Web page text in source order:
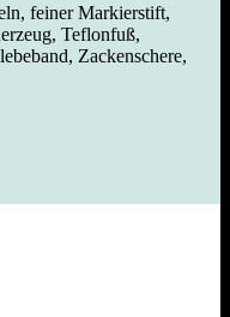
feiner Markierstift,
Teflonfuß,
Zackenschere,